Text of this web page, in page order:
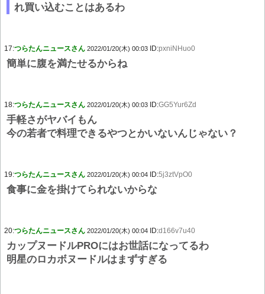
れ買い込むことはあるわ
17:つらたんニュースさん 2022/01/20(木) 00:03 ID:pxniNHuo0
簡単に腹を満たせるからね
18:つらたんニュースさん 2022/01/20(木) 00:03 ID:GG5Yur6Zd
手軽さがヤバイもん
今の若者で料理できるやつとかいないんじゃない？
19:つらたんニュースさん 2022/01/20(木) 00:04 ID:5j3ztVpO0
食事に金を掛けてられないからな
20:つらたんニュースさん 2022/01/20(木) 00:04 ID:d166v7u40
カップヌードルPROにはお世話になってるわ
明星のロカボヌードルはまずすぎる